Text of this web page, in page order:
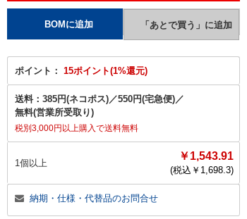
ポイント： 15ポイント(1%還元)
送料： 385円(ネコポス)／550円(宅急便)／
無料(営業所受取り)
税別3,000円以上購入で送料無料
1個以上
￥1,543.91
(税込￥ 1,698.3)
納期・仕様・代替品のお問合せ